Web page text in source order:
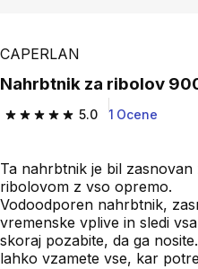
CAPERLAN
Nahrbtnik za ribolov
5.0
5.0 od 5 zvezdic from 1
1 Ocene
Ta nahrbtnik je bil
ribolovom z vso opremo.
Vodoodporen nahrbtnik,
vremenske vplive in sledi
skoraj pozabite, da ga
lahko vzamete vse, kar